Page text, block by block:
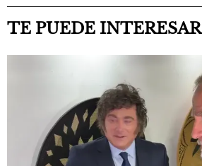
TE PUEDE INTERESAR